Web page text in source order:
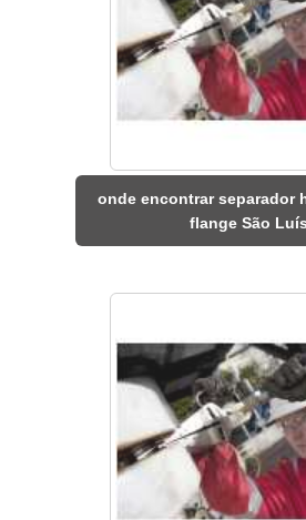
onde encontrar separador
flange São Luís